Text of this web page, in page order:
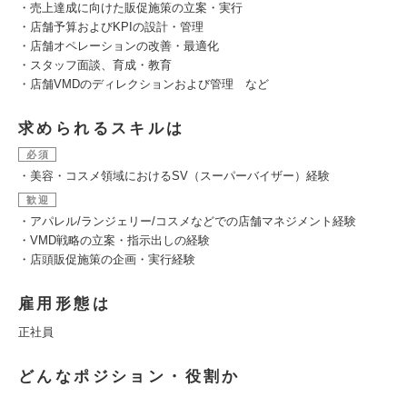
・売上達成に向けた販促施策の立案・実行
・店舗予算およびKPIの設計・管理
・店舗オペレーションの改善・最適化
・スタッフ面談、育成・教育
・店舗VMDのディレクションおよび管理 など
求められるスキルは
必須
・美容・コスメ領域におけるSV（スーパーバイザー）経験
歓迎
・アパレル/ランジェリー/コスメなどでの店舗マネジメント経験
・VMD戦略の立案・指示出しの経験
・店頭販促施策の企画・実行経験
雇用形態は
正社員
どんなポジション・役割か